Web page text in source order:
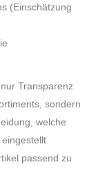
(Einschätzung
Transparenz
sondern
welche
passend zu